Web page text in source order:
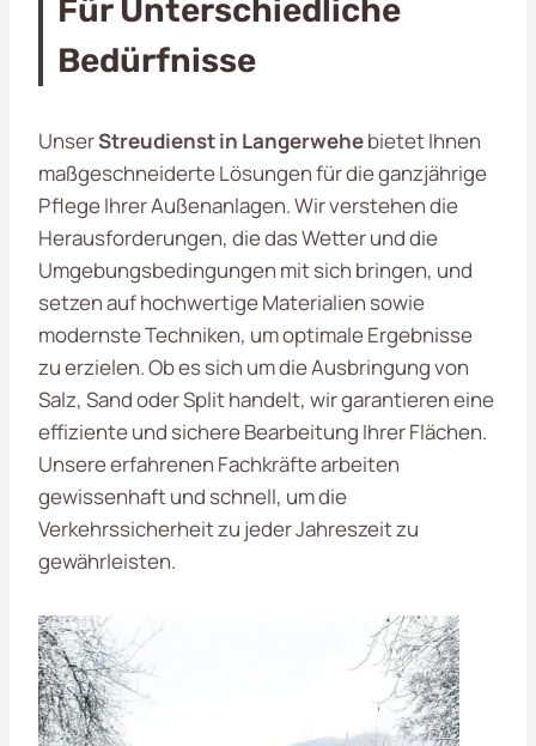
Für Unterschiedliche
Bedürfnisse
UnserStreudienst in Langerwehebietet Ihnen
maßgeschneiderte Lösungen für die ganzjährige
Pflege Ihrer Außenanlagen. Wir verstehen die
Herausforderungen, die das Wetter und die
Umgebungsbedingungen mit sich bringen, und
setzen auf hochwertige Materialien sowie
modernste Techniken, um optimale Ergebnisse
zu erzielen. Ob es sich um die Ausbringung von
Salz, Sand oder Split handelt, wir garantieren eine
effiziente und sichere Bearbeitung Ihrer Flächen.
Unsere erfahrenen Fachkräfte arbeiten
gewissenhaft und schnell, um die
Verkehrssicherheit zu jeder Jahreszeit zu
gewährleisten.